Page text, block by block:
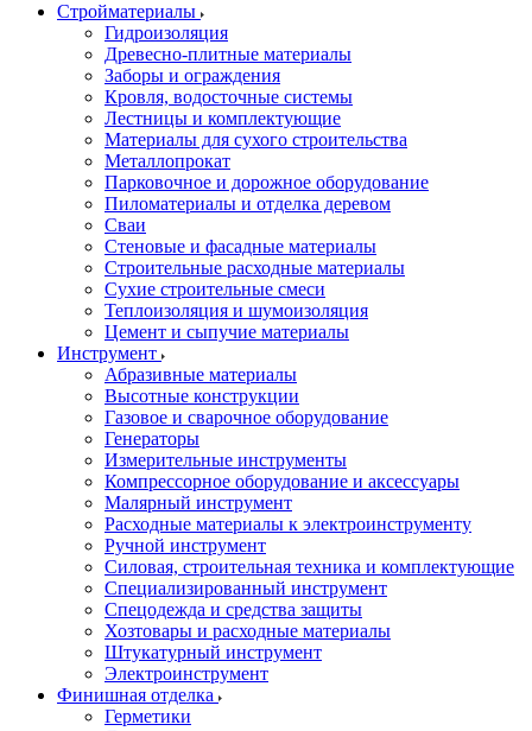
Стройматериалы
Гидроизоляция
Древесно-плитные материалы
Заборы и ограждения
Кровля, водосточные системы
Лестницы и комплектующие
Материалы для сухого строительства
Металлопрокат
Парковочное и дорожное оборудование
Пиломатериалы и отделка деревом
Сваи
Стеновые и фасадные материалы
Строительные расходные материалы
Сухие строительные смеси
Теплоизоляция и шумоизоляция
Цемент и сыпучие материалы
Инструмент
Абразивные материалы
Высотные конструкции
Газовое и сварочное оборудование
Генераторы
Измерительные инструменты
Компрессорное оборудование и аксессуары
Малярный инструмент
Расходные материалы к электроинструменту
Ручной инструмент
Силовая, строительная техника и комплектующие
Специализированный инструмент
Спецодежда и средства защиты
Хозтовары и расходные материалы
Штукатурный инструмент
Электроинструмент
Финишная отделка
Герметики